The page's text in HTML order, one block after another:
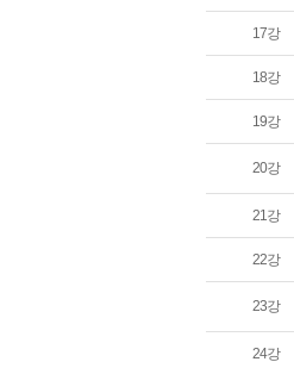
17강
18강
19강
20강
21강
22강
23강
24강